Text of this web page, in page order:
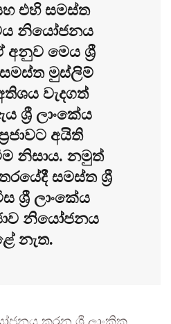
එහි සමස්ත
නියෝජනය
මෙය ශ්‍රී
සමස්ත මුස්ලිම්
වැදගත්
ශ්‍රී ලාංකේය
අයිති
නිසාය. නමුත්
සමස්ත ශ්‍රී
ශ්‍රී ලාංකේය
නියෝජනය
නැත.